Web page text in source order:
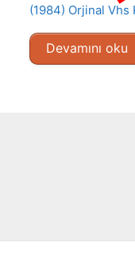
(1984) Orjinal Vhs
Devamını oku